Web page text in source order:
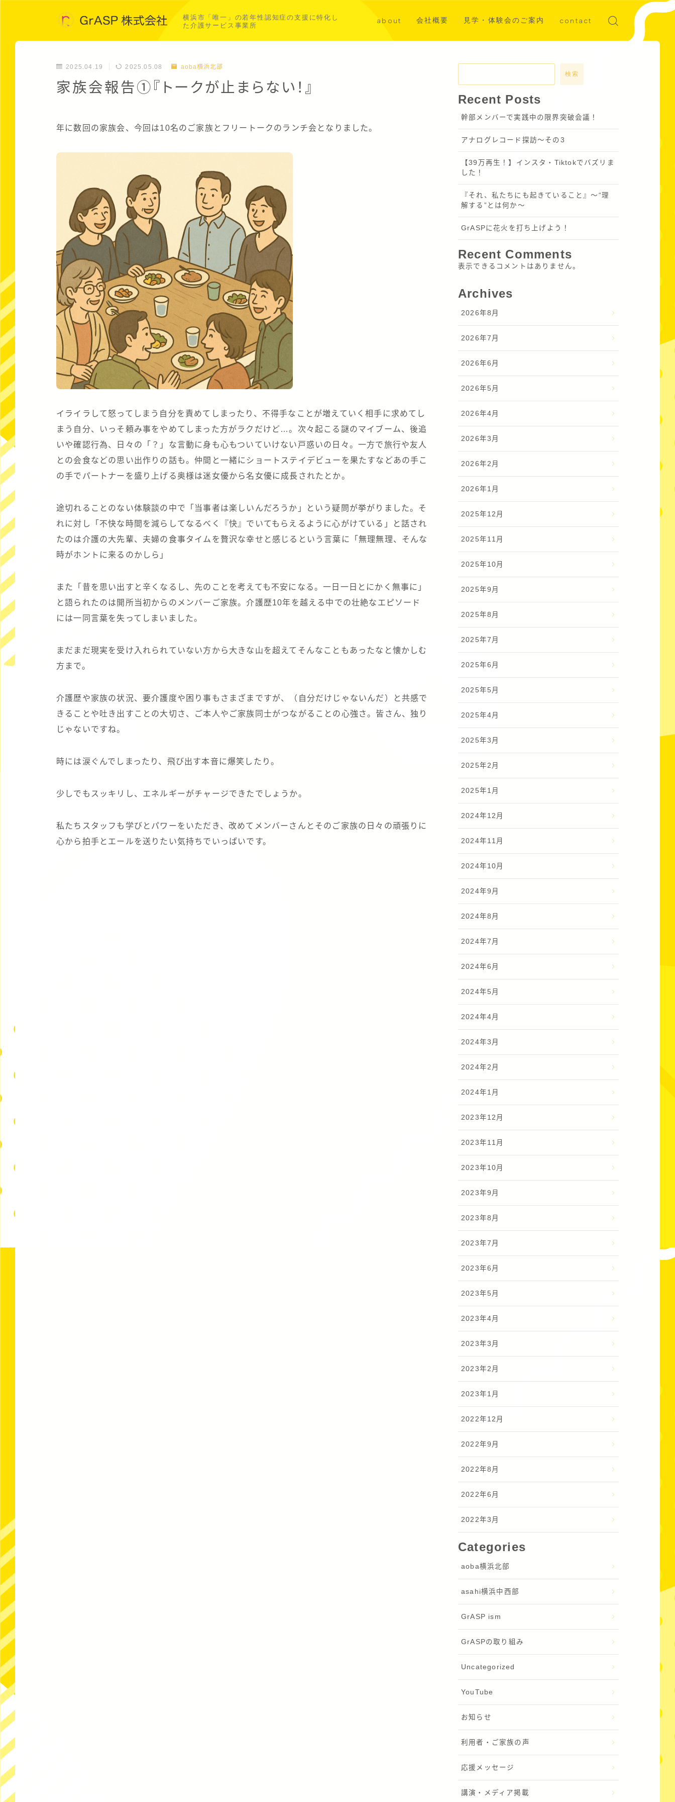
横浜市「唯一」の若年性認知症の支援に特化し
た介護サービス事業所
about 会社概要
共同事業募集
見学・体験会のご案内 contact
2025.04.19 2025.05.08 aoba横浜北部
家族会報告①『トークが止まらない！』
年に数回の家族会、今回は10名のご家族とフリートークのランチ会となりました。
イライラして怒ってしまう自分を責めてしまったり、不得手なことが増えていく相手に求めてし
まう自分、いっそ頼み事をやめてしまった方がラクだけど…。次々起こる謎のマイブーム、後追
いや確認行為、日々の「？」な言動に身も心もついていけない戸惑いの日々。一方で旅行や友人
との会食などの思い出作りの話も。仲間と一緒にショートステイデビューを果たすなどあの手こ
の手でパートナーを盛り上げる奥様は迷女優から名女優に成長されたとか。
途切れることのない体験談の中で「当事者は楽しいんだろうか」という疑問が挙がりました。そ
れに対し「不快な時間を減らしてなるべく『快』でいてもらえるように心がけている」と話され
たのは介護の大先輩、夫婦の食事タイムを贅沢な幸せと感じるという言葉に「無理無理、そんな
時がホントに来るのかしら」
また「昔を思い出すと辛くなるし、先のことを考えても不安になる。一日一日とにかく無事に」
と語られたのは開所当初からのメンバーご家族。介護歴10年を越える中での壮絶なエピソード
には一同言葉を失ってしまいました。
まだまだ現実を受け入れられていない方から大きな山を超えてそんなこともあったなと懐かしむ
方まで。
介護歴や家族の状況、要介護度や困り事もさまざまですが、（自分だけじゃないんだ）と共感で
きることや吐き出すことの大切さ、ご本人やご家族同士がつながることの心強さ。皆さん、独り
じゃないですね。
時には涙ぐんでしまったり、飛び出す本音に爆笑したり。
少しでもスッキリし、エネルギーがチャージできたでしょうか。
私たちスタッフも学びとパワーをいただき、改めてメンバーさんとそのご家族の日々の頑張りに
心から拍手とエールを送りたい気持ちでいっぱいです。
検索
Recent Posts
幹部メンバーで実践中の限界突破会議！
アナログレコード探訪～その3
【39万再生！】インスタ・Tiktokでバズリま
した！
『それ、私たちにも起きていること』〜“理
解する”とは何か～
GrASPに花火を打ち上げよう！
Recent Comments
表示できるコメントはありません。
Archives
2026年8月
2026年7月
2026年6月
2026年5月
2026年4月
2026年3月
2026年2月
2026年1月
2025年12月
2025年11月
2025年10月
2025年9月
2025年8月
2025年7月
2025年6月
2025年5月
2025年4月
2025年3月
2025年2月
2025年1月
2024年12月
2024年11月
2024年10月
2024年9月
2024年8月
2024年7月
2024年6月
2024年5月
2024年4月
2024年3月
2024年2月
2024年1月
2023年12月
2023年11月
2023年10月
2023年9月
2023年8月
2023年7月
2023年6月
2023年5月
2023年4月
2023年3月
2023年2月
2023年1月
2022年12月
2022年9月
2022年8月
2022年6月
2022年3月
Categories
aoba横浜北部
asahi横浜中西部
GrASP ism
GrASPの取り組み
Uncategorized
YouTube
お知らせ
利用者・ご家族の声
応援メッセージ
講演・メディア掲載